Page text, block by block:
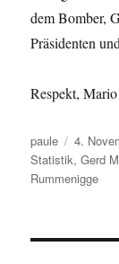
dem Bomber,
Präsidenten
Respekt,
Autor
paule
am
4.
Statistik,Gerd
Rummenigge